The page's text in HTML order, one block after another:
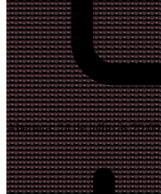
Abertura:24 de julho às 20:00